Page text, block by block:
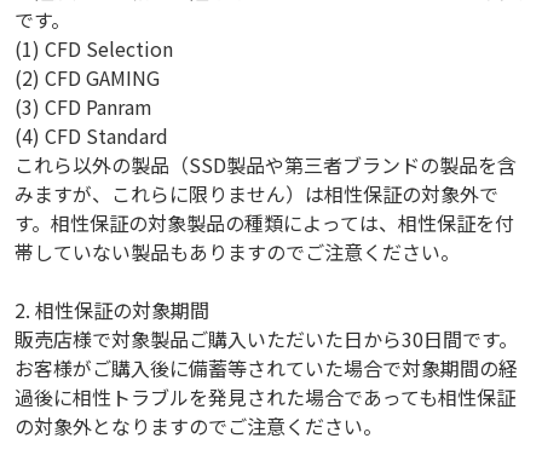
です。
(1) CFD Selection
(2) CFD GAMING
(3) CFD Panram
(4) CFD Standard
これら以外の製品（SSD製品や第三者ブランドの製品を含
みますが、これらに限りません）は相性保証の対象外で
す。相性保証の対象製品の種類によっては、相性保証を付
帯していない製品もありますのでご注意ください。
2. 相性保証の対象期間
販売店様で対象製品ご購入いただいた日から30日間です。
お客様がご購入後に備蓄等されていた場合で対象期間の経
過後に相性トラブルを発見された場合であっても相性保証
の対象外となりますのでご注意ください。